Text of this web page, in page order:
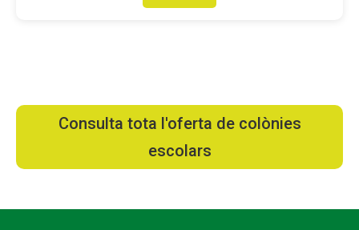
Consulta tota l'oferta de colònies
escolars